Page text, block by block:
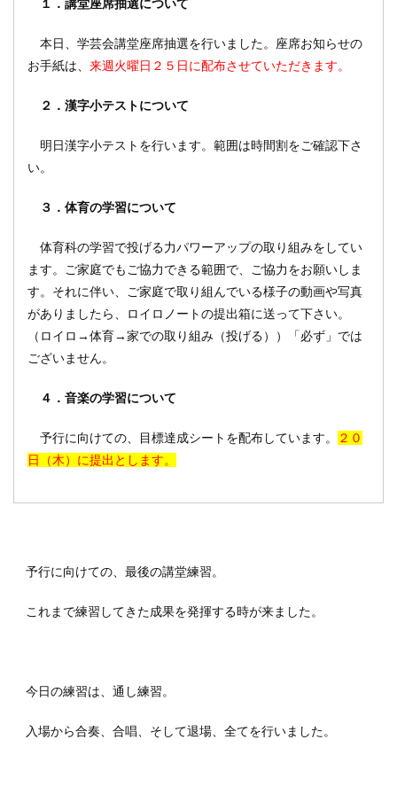
１．講堂座席抽選について
本日、学芸会講堂座席抽選を行いました。座席お知らせの
お手紙は、 来週火曜日２５日に配布させていただきます。
２．漢字小テストについて
明日漢字小テストを行います。範囲は時間割をご確認下さ
い。
３．体育の学習について
体育科の学習で投げる力パワーアップの取り組みをしてい
ます。ご家庭でもご協力できる範囲で、ご協力をお願いしま
す。それに伴い、ご家庭で取り組んでいる様子の動画や写真
がありましたら、ロイロノートの提出箱に送って下さい。
（ロイロ→体育→家での取り組み（投げる））「必ず」では
ございません。
４．音楽の学習について
予行に向けての、目標達成シートを配布しています。
２０
日（木）に提出とします。
予行に向けての、最後の講堂練習。
これまで練習してきた成果を発揮する時が来ました。
今日の練習は、通し練習。
入場から合奏、合唱、そして退場、全てを行いました。